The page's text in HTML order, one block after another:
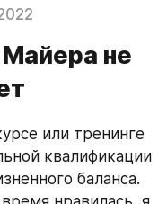
не
или тренинге
квалификации
баланса.